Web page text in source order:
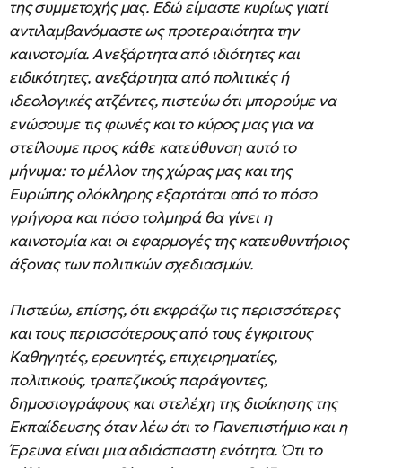
της συμμετοχής μας. Εδώ είμαστε κυρίως γιατί
αντιλαμβανόμαστε ως προτεραιότητα την
καινοτομία. Ανεξάρτητα από ιδιότητες και
ειδικότητες, ανεξάρτητα από πολιτικές ή
ιδεολογικές ατζέντες, πιστεύω ότι μπορούμε να
ενώσουμε τις φωνές και το κύρος μας για να
στείλουμε προς κάθε κατεύθυνση αυτό το
μήνυμα: το μέλλον της χώρας μας και της
Ευρώπης ολόκληρης εξαρτάται από το πόσο
γρήγορα και πόσο τολμηρά θα γίνει η
καινοτομία και οι εφαρμογές της κατευθυντήριος
άξονας των πολιτικών σχεδιασμών.
Πιστεύω, επίσης, ότι εκφράζω τις περισσότερες
και τους περισσότερους από τους έγκριτους
Καθηγητές, ερευνητές, επιχειρηματίες,
πολιτικούς, τραπεζικούς παράγοντες,
δημοσιογράφους και στελέχη της διοίκησης της
Εκπαίδευσης όταν λέω ότι το Πανεπιστήμιο και η
Έρευνα είναι μια αδιάσπαστη ενότητα. Ότι το